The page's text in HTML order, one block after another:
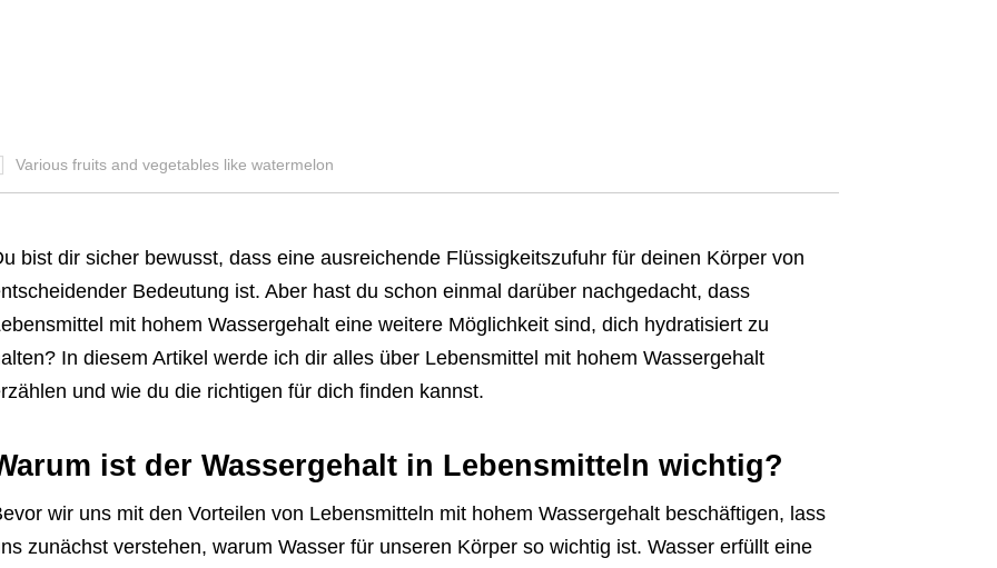
Various fruits and vegetables like watermelon
bist dir sicher bewusst, dass eine ausreichende Flüssigkeitszufuhr für deinen Körper von
Bedeutung ist. Aber hast du schon einmal darüber nachgedacht, dass
mit hohem Wassergehalt eine weitere Möglichkeit sind, dich hydratisiert zu
In diesem Artikel werde ich dir alles über Lebensmittel mit hohem Wassergehalt
und wie du die richtigen für dich finden kannst.
ist der Wassergehalt in Lebensmitteln wichtig?
wir uns mit den Vorteilen von Lebensmitteln mit hohem Wassergehalt beschäftigen, lass
zunächst verstehen, warum Wasser für unseren Körper so wichtig ist. Wasser erfüllt eine